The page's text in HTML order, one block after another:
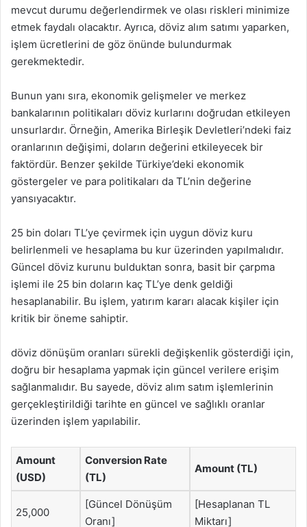
mevcut durumu değerlendirmek ve olası riskleri minimize
etmek faydalı olacaktır. Ayrıca, döviz alım satımı yaparken,
işlem ücretlerini de göz önünde bulundurmak
gerekmektedir.
Bunun yanı sıra, ekonomik gelişmeler ve merkez
bankalarının politikaları döviz kurlarını doğrudan etkileyen
unsurlardır. Örneğin, Amerika Birleşik Devletleri’ndeki faiz
oranlarının değişimi, doların değerini etkileyecek bir
faktördür. Benzer şekilde Türkiye’deki ekonomik
göstergeler ve para politikaları da TL’nin değerine
yansıyacaktır.
25 bin doları TL’ye çevirmek için uygun döviz kuru
belirlenmeli ve hesaplama bu kur üzerinden yapılmalıdır.
Güncel döviz kurunu bulduktan sonra, basit bir çarpma
işlemi ile 25 bin doların kaç TL’ye denk geldiği
hesaplanabilir. Bu işlem, yatırım kararı alacak kişiler için
kritik bir öneme sahiptir.
döviz dönüşüm oranları sürekli değişkenlik gösterdiği için,
doğru bir hesaplama yapmak için güncel verilere erişim
sağlanmalıdır. Bu sayede, döviz alım satım işlemlerinin
gerçekleştirildiği tarihte en güncel ve sağlıklı oranlar
üzerinden işlem yapılabilir.
Amount
(USD)
Conversion Rate
(TL)
Amount (TL)
25,000
[Güncel Dönüşüm
Oranı]
[Hesaplanan TL
Miktarı]